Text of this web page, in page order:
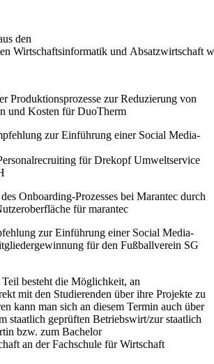
den
Wirtschaftsinformatik und Absatzwirtschaft w
Produktionsprozesse zur Reduzierung von
und Kosten fürDuoTherm
zur Einführung einer Social Media-
fürDrekopfUmweltservice
Onboarding-Prozesses bei Marantec durch
fürmarantec
zur Einführung einer Social Media-
für den Fußballverein SG
besteht die Möglichkeit, an
mit den Studierenden überihre Projekte zu
kann man sich an diesem Termin auch über
staatlich geprüften Betriebswirt/zur staatlich
bzw. zum Bachelor
an der Fachschule für Wirtschaft